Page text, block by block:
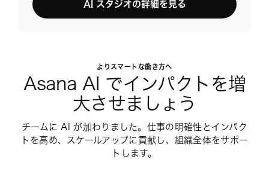
AI スタジオの詳細を見る
よりスマートな働き方へ
Asana AI でインパクトを増
大させましょう
チームに AI が加わりました。仕事の明確性とインパク
トを高め、スケールアップに貢献し、組織全体をサポー
トします。